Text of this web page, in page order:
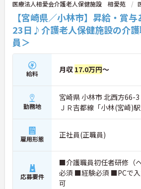
医療法人相愛会介護老人保健施設 相愛苑
【宮崎県／小林市】昇給・賞
23日♪介護老人保健施設の介
員＞
給料 月収 17.0万円～
勤務地
宮崎県 小林市 北西方66-3
ＪＲ吉都線「小林(宮崎)
雇用形態 正社員(正職員)
応募要件
■介護職員初任者研修（
必須 ■経験必須 ■PCで
可